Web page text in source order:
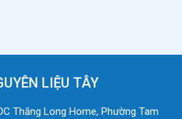
LIỆU TÂY
Thăng Long Home, Phường Tam